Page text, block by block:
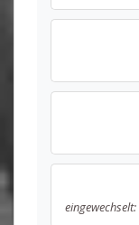
eingewechselt: